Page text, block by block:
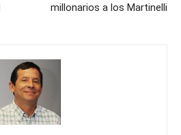
millonarios a los Martinelli